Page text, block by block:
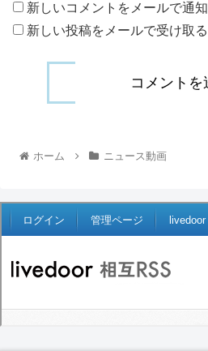
新しいコメントをメールで通知
新しい投稿をメールで受け取る
ホーム ニュース動画